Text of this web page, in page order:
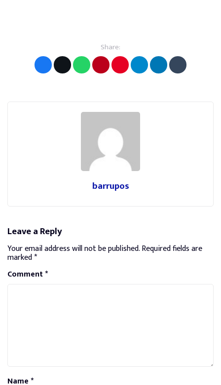
Share:
barrupos
Leave a Reply
Your email address will not be published.Required fields are
marked*
Comment*
Name*